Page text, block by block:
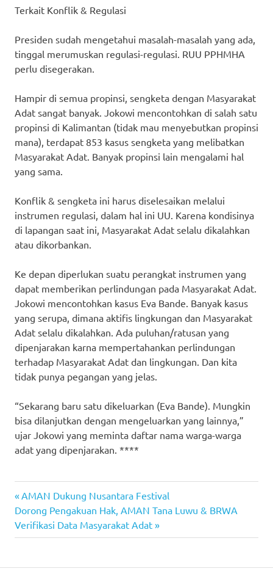
Terkait Konflik & Regulasi
Presiden sudah mengetahui masalah-masalah yang ada,
tinggal merumuskan regulasi-regulasi. RUU PPHMHA
perlu disegerakan.
Hampir di semua propinsi, sengketa dengan Masyarakat
Adat sangat banyak. Jokowi mencontohkan di salah satu
propinsi di Kalimantan (tidak mau menyebutkan propinsi
mana), terdapat 853 kasus sengketa yang melibatkan
Masyarakat Adat. Banyak propinsi lain mengalami hal
yang sama.
Konflik & sengketa ini harus diselesaikan melalui
instrumen regulasi, dalam hal ini UU. Karena kondisinya
di lapangan saat ini, Masyarakat Adat selalu dikalahkan
atau dikorbankan.
Ke depan diperlukan suatu perangkat instrumen yang
dapat memberikan perlindungan pada Masyarakat Adat.
Jokowi mencontohkan kasus Eva Bande. Banyak kasus
yang serupa, dimana aktifis lingkungan dan Masyarakat
Adat selalu dikalahkan. Ada puluhan/ratusan yang
dipenjarakan karna mempertahankan perlindungan
terhadap Masyarakat Adat dan lingkungan. Dan kita
tidak punya pegangan yang jelas.
“Sekarang baru satu dikeluarkan (Eva Bande). Mungkin
bisa dilanjutkan dengan mengeluarkan yang lainnya,”
ujar Jokowi yang meminta daftar nama warga-warga
adat yang dipenjarakan. ****
Navigasi
pos
Previous
Post:
AMAN Dukung Nusantara Festival
Next
Post:
Dorong Pengakuan Hak, AMAN Tana Luwu & BRWA
Verifikasi Data Masyarakat Adat